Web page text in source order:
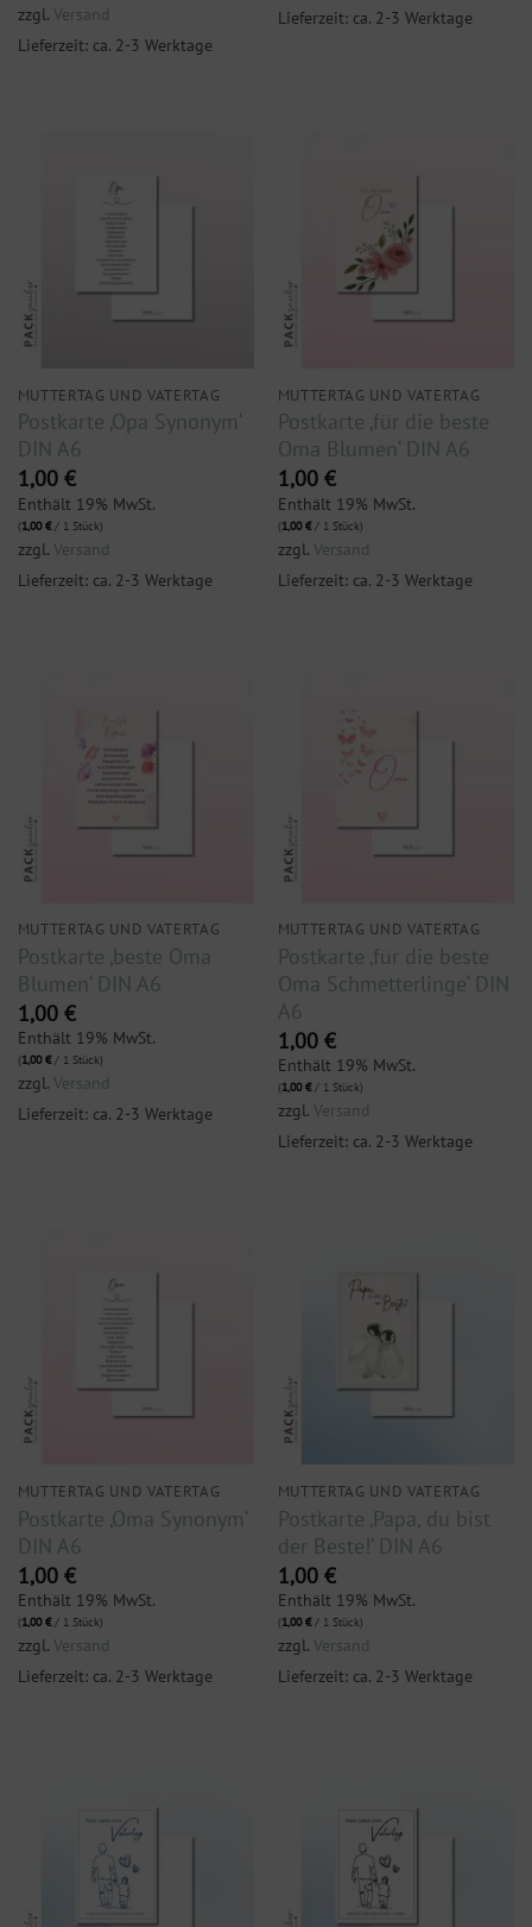
zzgl. Versand
Lieferzeit: ca. 2-3 Werktage
Lieferzeit: ca. 2-3 Werktage
MUTTERTAG UND VATERTAG
Postkarte ‚Opa Synonym‘
DIN A6
1,00 €
Enthält 19% MwSt.
(1,00€/ 1 Stück)
zzgl. Versand
Lieferzeit: ca. 2-3 Werktage
MUTTERTAG UND VATERTAG
Postkarte ‚für die beste
Oma Blumen‘ DIN A6
1,00 €
Enthält 19% MwSt.
(1,00€/ 1 Stück)
zzgl. Versand
Lieferzeit: ca. 2-3 Werktage
MUTTERTAG UND VATERTAG
Postkarte ‚beste Oma
Blumen‘ DIN A6
1,00 €
Enthält 19% MwSt.
(1,00€/ 1 Stück)
zzgl. Versand
Lieferzeit: ca. 2-3 Werktage
MUTTERTAG UND VATERTAG
Postkarte ‚für die beste
Oma Schmetterlinge‘ DIN
A6
1,00 €
Enthält 19% MwSt.
(1,00€/ 1 Stück)
zzgl. Versand
Lieferzeit: ca. 2-3 Werktage
MUTTERTAG UND VATERTAG
Postkarte ‚Oma Synonym‘
DIN A6
1,00 €
Enthält 19% MwSt.
(1,00€/ 1 Stück)
zzgl. Versand
Lieferzeit: ca. 2-3 Werktage
MUTTERTAG UND VATERTAG
Postkarte ‚Papa, du bist
der Beste!‘ DIN A6
1,00 €
Enthält 19% MwSt.
(1,00€/ 1 Stück)
zzgl. Versand
Lieferzeit: ca. 2-3 Werktage